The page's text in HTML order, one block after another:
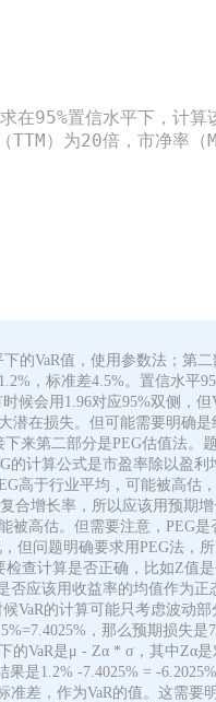
95%置信水平下，计算
）为20倍，市净率（
的VaR值，使用参数法；第
，标准差4.5%。置信水平
会用1.96对应95%双侧，但
在损失。但可能需要明确
来第二部分是PEG估值法。
计算公式是市盈率除以盈
高于行业平均，可能被高估
增长率，所以应该用预期
被高估。但需要注意，PEG
但问题明确要求用PEG法，
查计算是否正确，比如Z值
应该用收益率的均值作为正
VaR的计算可能只考虑波动
，那么预期损失
VaR是μ - Zα * σ，其中Zα
是1.2% -7.4025% = -
差，作为VaR的值。这需要